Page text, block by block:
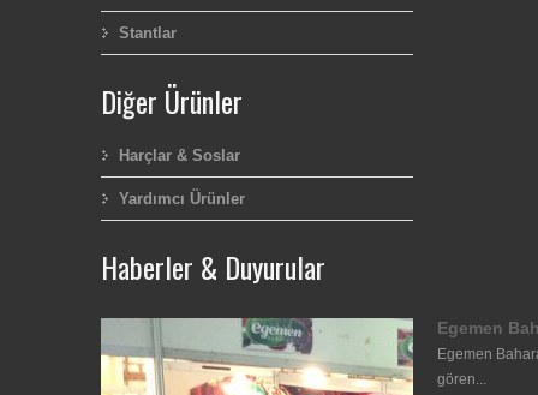
Stantlar
Diğer Ürünler
Harçlar & Soslar
Yardımcı Ürünler
Haberler & Duyurular
Egemen
Egemen
gören...